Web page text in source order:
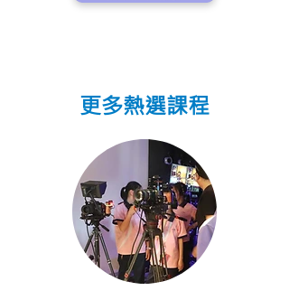
更多熱選課程